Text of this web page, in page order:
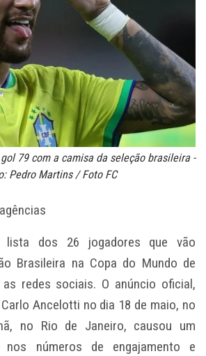
79 com a camisa da seleção brasileira -
Pedro Martins / Foto FC
lista dos 26 jogadores que vão
Brasileira na Copa do Mundo de
redes sociais. O anúncio oficial,
Ancelotti no dia 18 de maio, no
no Rio de Janeiro, causou um
nos números de engajamento e